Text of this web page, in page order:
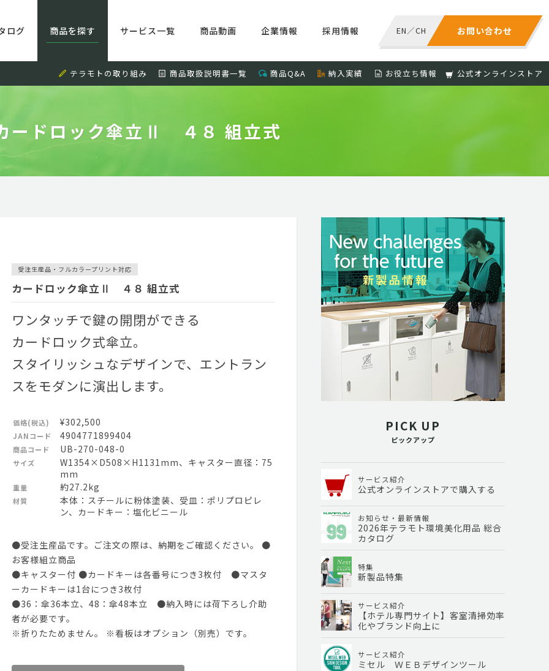
お問い合わせ
EN／CH
ログ 商品を探す サービス一覧 商品動画 企業情報 採用情報
テラモトの取り組み 商品取扱説明書一覧 商品Q&A 納入実績 お役立ち情報 公式オンラインストア
ードロック傘立Ⅱ ４８ 組立式
受注生産品・フルカラープリント対応
カードロック傘立Ⅱ ４８ 組立式
ワンタッチで鍵の開閉ができる
カードロック式傘立。
スタイリッシュなデザインで、エントラン
スをモダンに演出します。
価格(税込) ¥302,500
JANコード 4904771899404
商品コード UB-270-048-0
サイズ
W1354×D508×H1131mm、キャスター直径：75
mm
重量 約27.2kg
材質
本体：スチールに粉体塗装、受皿：ポリプロピレ
ン、カードキー：塩化ビニール
●受注生産品です。ご注文の際は、納期をご確認ください。 ●
お客様組立商品
●キャスター付 ●カードキーは各番号につき3枚付 ●マスタ
ーカードキーは1台につき3枚付
●36：傘36本立、48：傘48本立 ●納入時には荷下ろし介助
者が必要です。
※折りたためません。 ※看板はオプション（別売）です。
PICK UP
ピックアップ
サービス紹介
公式オンラインストアで購入する
お知らせ・最新情報
2026年テラモト環境美化用品 総合
カタログ
特集
新製品特集
サービス紹介
【ホテル専門サイト】客室清掃効率
化やブランド向上に
サービス紹介
ミセル ＷＥＢデザインツール